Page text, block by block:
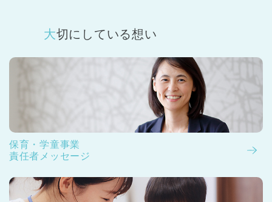
大切にしている想い
保育・学童事業
責任者メッセージ